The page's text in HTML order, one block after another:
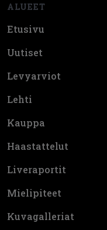
ALUEET
Etusivu
Uutiset
Levyarviot
Lehti
Kauppa
Haastattelut
Liveraportit
Mielipiteet
Kuvagalleriat